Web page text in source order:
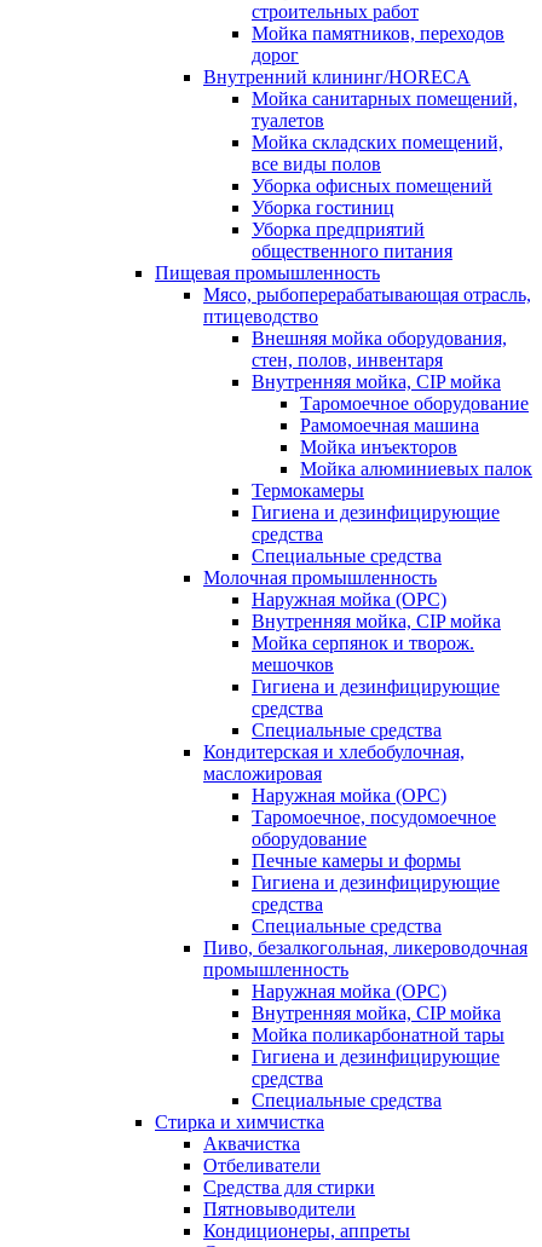
строительных работ
Мойка памятников, переходов
дорог
Внутренний клининг/HORECA
Мойка санитарных помещений,
туалетов
Мойка складских помещений,
все виды полов
Уборка офисных помещений
Уборка гостиниц
Уборка предприятий
общественного питания
Пищевая промышленность
Мясо, рыбоперерабатывающая отрасль,
птицеводство
Внешняя мойка оборудования,
стен, полов, инвентаря
Внутренняя мойка, CIP мойка
Таромоечное оборудование
Рамомоечная машина
Мойка инъекторов
Мойка алюминиевых палок
Термокамеры
Гигиена и дезинфицирующие
средства
Специальные средства
Молочная промышленность
Наружная мойка (ОРС)
Внутренняя мойка, CIP мойка
Мойка серпянок и творож.
мешочков
Гигиена и дезинфицирующие
средства
Специальные средства
Кондитерская и хлебобулочная,
масложировая
Наружная мойка (ОРС)
Таромоечное, посудомоечное
оборудование
Печные камеры и формы
Гигиена и дезинфицирующие
средства
Специальные средства
Пиво, безалкогольная, ликероводочная
промышленность
Наружная мойка (ОРС)
Внутренняя мойка, CIP мойка
Мойка поликарбонатной тары
Гигиена и дезинфицирующие
средства
Специальные средства
Стирка и химчистка
Аквачистка
Отбеливатели
Средства для стирки
Пятновыводители
Кондиционеры, аппреты